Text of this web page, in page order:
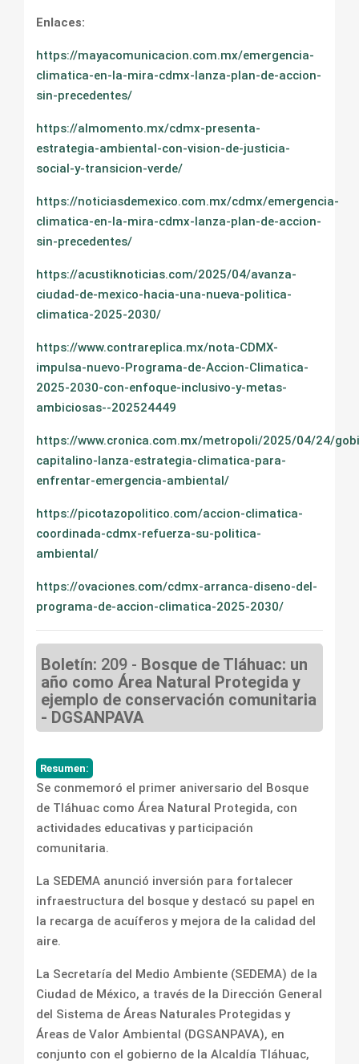
Enlaces:
https://mayacomunicacion.com.mx/emergencia-
climatica-en-la-mira-cdmx-lanza-plan-de-accion-
sin-precedentes/
https://almomento.mx/cdmx-presenta-
estrategia-ambiental-con-vision-de-justicia-
social-y-transicion-verde/
https://noticiasdemexico.com.mx/cdmx/emergencia-
climatica-en-la-mira-cdmx-lanza-plan-de-accion-
sin-precedentes/
https://acustiknoticias.com/2025/04/avanza-
ciudad-de-mexico-hacia-una-nueva-politica-
climatica-2025-2030/
https://www.contrareplica.mx/nota-CDMX-
impulsa-nuevo-Programa-de-Accion-Climatica-
2025-2030-con-enfoque-inclusivo-y-metas-
ambiciosas--202524449
https://www.cronica.com.mx/metropoli/2025/04/24/
capitalino-lanza-estrategia-climatica-para-
enfrentar-emergencia-ambiental/
https://picotazopolitico.com/accion-climatica-
coordinada-cdmx-refuerza-su-politica-
ambiental/
https://ovaciones.com/cdmx-arranca-diseno-del-
programa-de-accion-climatica-2025-2030/
Boletín: 209 - Bosque de Tláhuac: un
año como Área Natural Protegida y
ejemplo de conservación comunitaria
- DGSANPAVA
Resumen:
Se conmemoró el primer aniversario del Bosque
de Tláhuac como Área Natural Protegida, con
actividades educativas y participación
comunitaria.
La SEDEMA anunció inversión para fortalecer
infraestructura del bosque y destacó su papel en
la recarga de acuíferos y mejora de la calidad del
aire.
La Secretaría del Medio Ambiente (SEDEMA) de la
Ciudad de México, a través de la Dirección General
del Sistema de Áreas Naturales Protegidas y
Áreas de Valor Ambiental (DGSANPAVA), en
conjunto con el gobierno de la Alcaldía Tláhuac,